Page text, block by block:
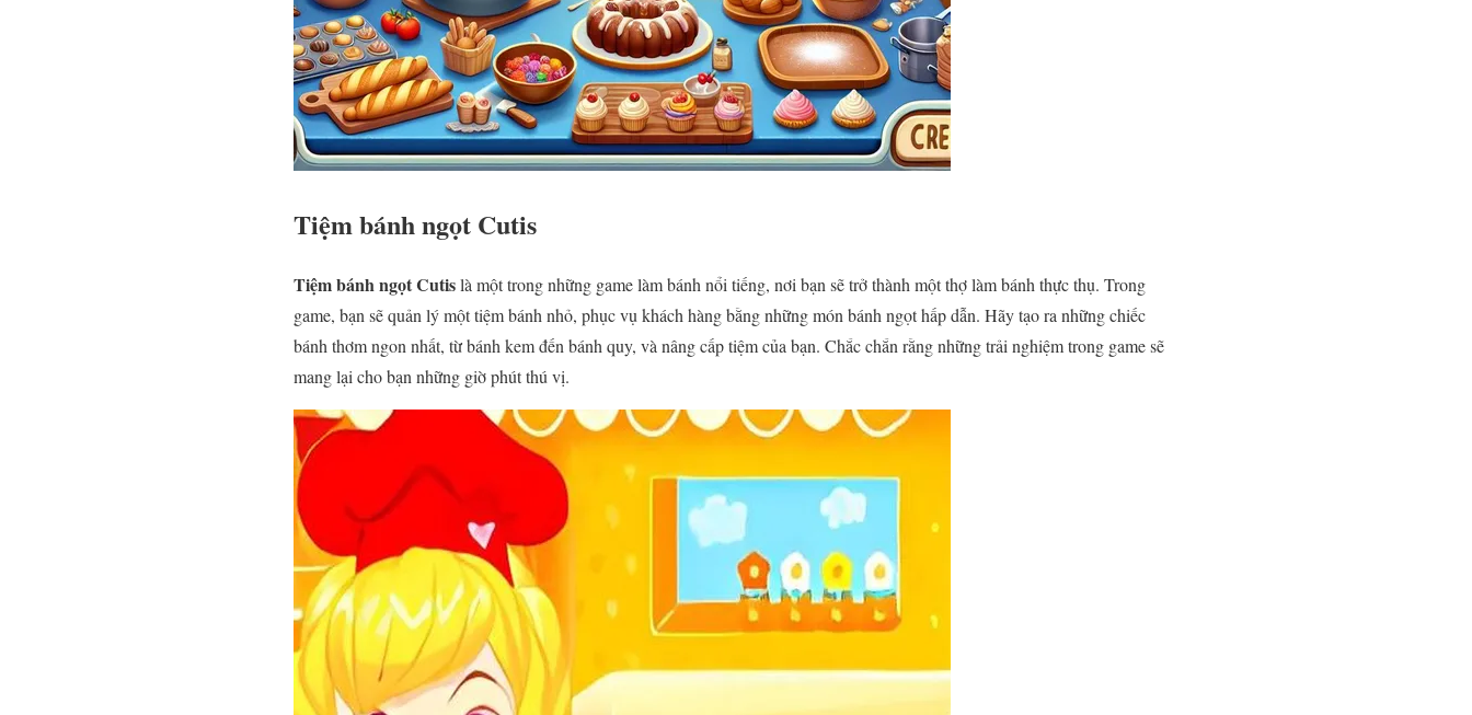
Tiệm bánh ngọt Cutis
Tiệm bánh ngọt Cutislà một trong những game làm bánh nổi tiếng, nơi bạn sẽ trở thành một thợ làm bánh thực thụ. Trong
game, bạn sẽ quản lý một tiệm bánh nhỏ, phục vụ khách hàng bằng những món bánh ngọt hấp dẫn. Hãy tạo ra những chiếc
bánh thơm ngon nhất, từ bánh kem đến bánh quy, và nâng cấp tiệm của bạn. Chắc chắn rằng những trải nghiệm trong game sẽ
mang lại cho bạn những giờ phút thú vị.